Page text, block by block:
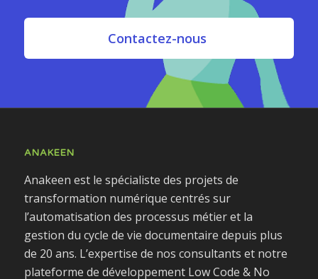
Contactez-nous
ANAKEEN
Anakeen est le spécialiste des projets de
transformation numérique centrés sur
l’automatisation des processus métier et la
gestion du cycle de vie documentaire depuis plus
de 20 ans. L’expertise de nos consultants et notre
plateforme de développement Low Code & No